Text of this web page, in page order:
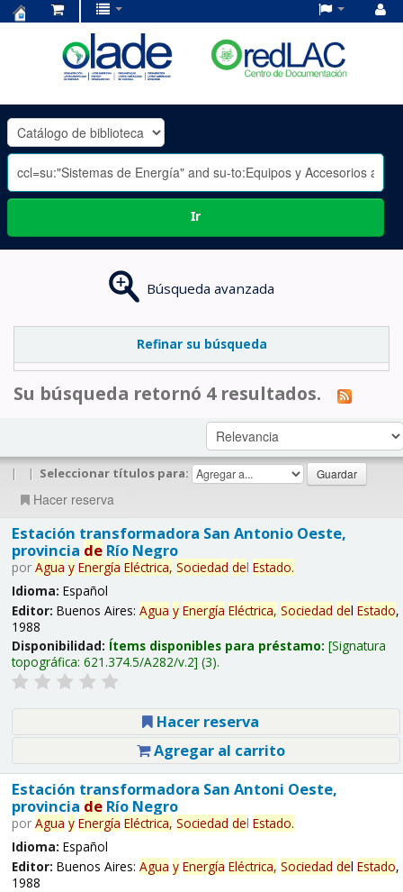
OLADE
-
Ir
Búsqueda avanzada
Refinar su búsqueda
Su búsqueda retornó 4 resultados.
| | Seleccionar títulos para:
Hacer reserva
Estación transformadora San Antonio Oeste,
provincia deRío Negro
por Agua y Energía Eléctrica, Sociedad del Estado.
Idioma: Español
Editor: Buenos Aires: Agua y Energía Eléctrica, Sociedad del Estado,
1988
Disponibilidad: Ítems disponibles para préstamo: Signatura
topográfica: 621.374.5/A282/v.2 (3).
Hacer reserva
Agregar al carrito
Estación transformadora San Antoni Oeste,
provincia deRío Negro
por Agua y Energía Eléctrica, Sociedad del Estado.
Idioma: Español
Editor: Buenos Aires: Agua y Energía Eléctrica, Sociedad del Estado,
1988